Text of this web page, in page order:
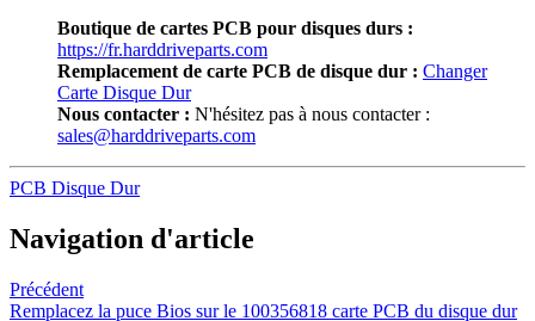
Boutique de cartes PCB pour disques durs :
https://fr.harddriveparts.com
Remplacement de carte PCB de disque dur : Changer
Carte Disque Dur
Nous contacter : N'hésitez pas à nous contacter :
sales@harddriveparts.com
PCB Disque Dur
Navigation d'article
Précédent
Remplacez la puce Bios sur le 100356818 carte PCB du disque dur